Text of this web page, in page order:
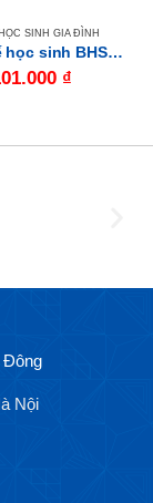
SINH GIA ĐÌNH
Bộ bàn ghế học sinh BHS29B-1
₫
Đông
Nội